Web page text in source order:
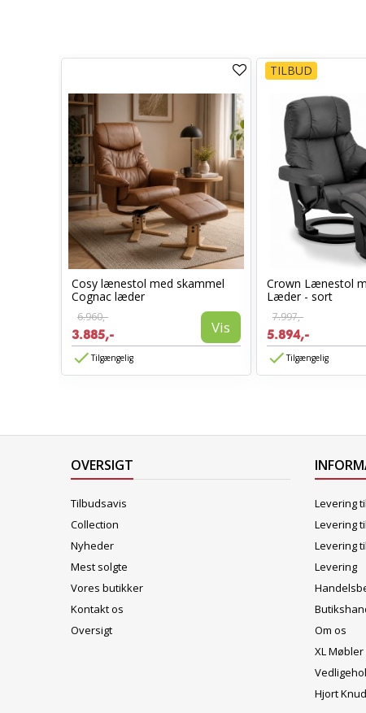
Cosy lænestol med skammel
Cognac læder
6.960,-
3.885,- Vis
Tilgængelig
TILBUD
Crown Lænestol
Læder - sort
7.997,-
5.894,-
Tilgængelig
OVERSIGT
Tilbudsavis
Collection
Nyheder
Mest solgte
Vores butikker
Kontakt os
Oversigt
Levering
Levering
Levering
Levering
Om os
XL
Hjort